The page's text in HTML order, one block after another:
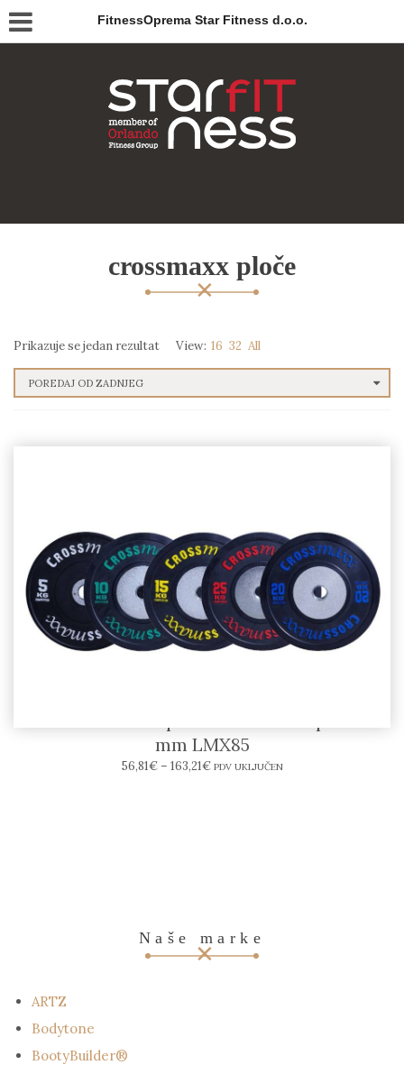
FitnessOprema Star Fitness d.o.o.
crossmaxx ploče
Prikazuje se jedan rezultat View: 16 32 All
mm LMX85
56,81€– 163,21€ PDV UKLJUČEN
Naše marke
ARTZ
Bodytone
BootyBuilder®